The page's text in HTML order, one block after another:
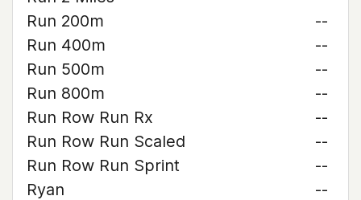
Run 200m
--
Run 400m
--
Run 500m
--
Run 800m
--
Run Row Run Rx
--
Run Row Run Scaled
--
Run Row Run Sprint
--
Ryan
--